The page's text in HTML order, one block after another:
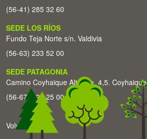
(56-41) 285 32 60
SEDE LOS RÍOS
Fundo Teja Norte s/n. Valdivia
(56-63) 233 52 00
SEDE PATAGONIA
Camino Coyhaique Alto Km. 4,5. Coyhaique
(56-67) 226 25 00
Volver arriba